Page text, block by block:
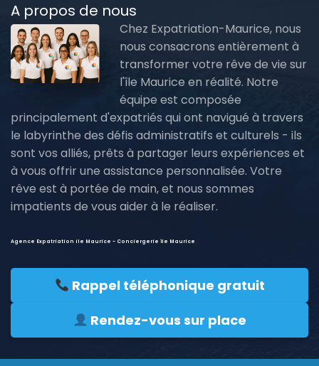
A propos de nous
Chez Expatriation-Maurice, nous
nous consacrons entièrement à
transformer votre rêve de vie sur
l'île Maurice en réalité. Notre
équipe est composée
principalement d'expatriés qui ont navigué à travers
le labyrinthe des défis administratifs et culturels - ils
sont vos alliés, prêts à partager leurs expériences et
à vous offrir une assistance personnalisée. Votre
rêve est à portée de main, et nous sommes
impatients de vous aider à le réaliser.
Agence Expatriation ile Maurice - Conciergerie île Maurice
Rappel téléphonique gratuit
Rendez-vous sur place